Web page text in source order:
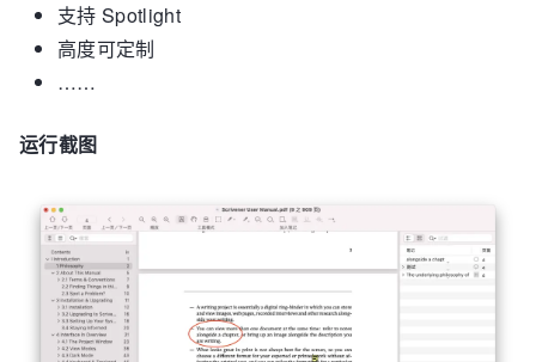
支持 Spotlight
高度可定制
……
运行截图